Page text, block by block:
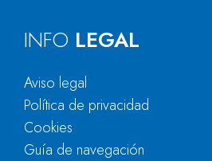
INFO LEGAL
Aviso legal
Política de privacidad
Cookies
Guía de navegación